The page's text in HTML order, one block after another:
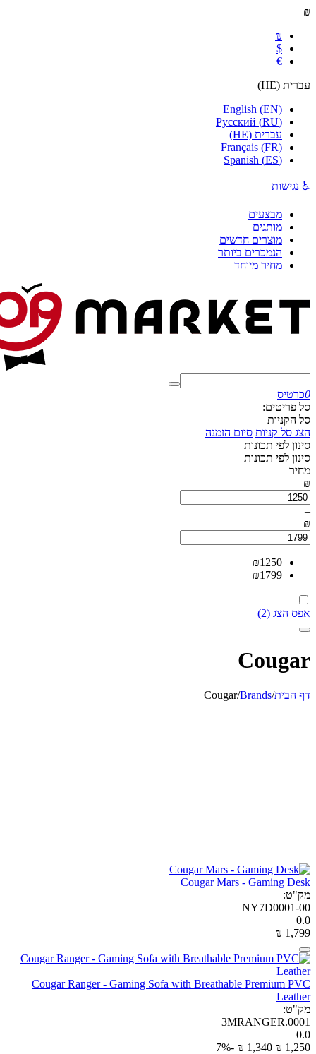
₪
₪
$
€
עברית (
HE
)
English (EN)
Русский (RU)
עברית (
HE
)
Français (FR)
Spanish (ES)
♿ נגישות
מבצעים
מותגים
מוצרים חדשים
הנמכרים ביותר
מחיר מיוחד
0כרטיס
סל פריטים:
סל הקניות
הצג סל קניות סיום הזמנה
סינון לפי תכונות
סינון לפי תכונות
מחיר
₪
–
₪
₪1250
₪1799
אפס הצג (2)
Cougar
דף הבית/
Brands
/
Cougar
Cougar Mars - Gaming Desk
מק"ט:
NY7D0001-00
0.0
₪ 1,799
Cougar Ranger - Gaming Sofa with Breathable Premium PVC
Leather
מק"ט:
3MRANGER.0001
0.0
₪ 1,250
₪ 1,340
-7%